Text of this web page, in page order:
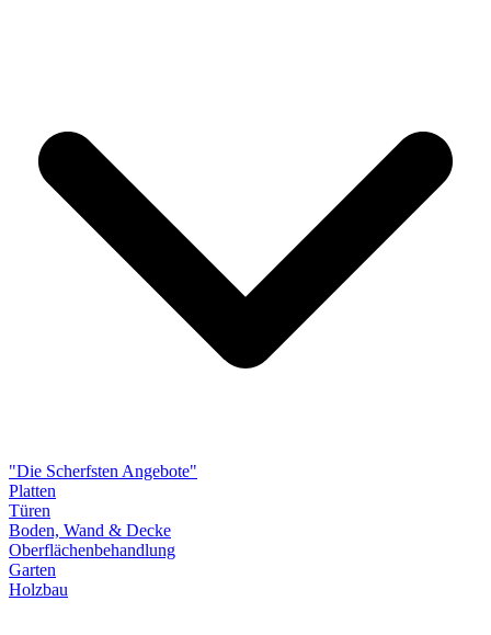
"Die Scherfsten Angebote"
Platten
Türen
Boden, Wand & Decke
Oberflächenbehandlung
Garten
Holzbau